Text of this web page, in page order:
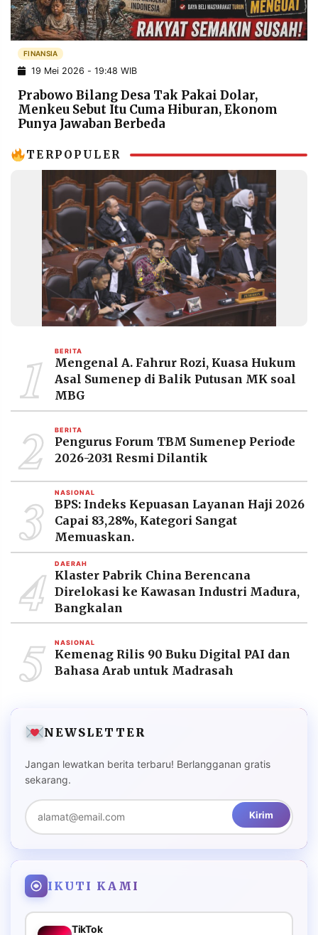
POLICY WARGA
INFORMASI
IKLAN
KIRIM
PENGADUAN TERM
SERVICE
IKUTI
RESOLUSI
MEDIA
©
Resolusi.co
-
PT.
RESOLUSI
MEDIA
PRAMUDITA
FINANSIA
19 Mei 2026 - 19:48 WIB
Prabowo Bilang Desa Tak Pakai Dolar,
Menkeu Sebut Itu Cuma Hiburan, Ekonom
Punya Jawaban Berbeda
TERPOPULER
1 BERITA
Mengenal A. Fahrur Rozi, Kuasa Hukum
Asal Sumenep di Balik Putusan MK soal
MBG
2 BERITA
Pengurus Forum TBM Sumenep Periode
2026-2031 Resmi Dilantik
3 NASIONAL
BPS: Indeks Kepuasan Layanan Haji 2026
Capai 83,28%, Kategori Sangat
Memuaskan.
4 DAERAH
Klaster Pabrik China Berencana
Direlokasi ke Kawasan Industri Madura,
Bangkalan
5 NASIONAL
Kemenag Rilis 90 Buku Digital PAI dan
Bahasa Arab untuk Madrasah
NEWSLETTER
Jangan lewatkan berita terbaru! Berlangganan gratis
sekarang.
Kirim
IKUTI KAMI
TikTok